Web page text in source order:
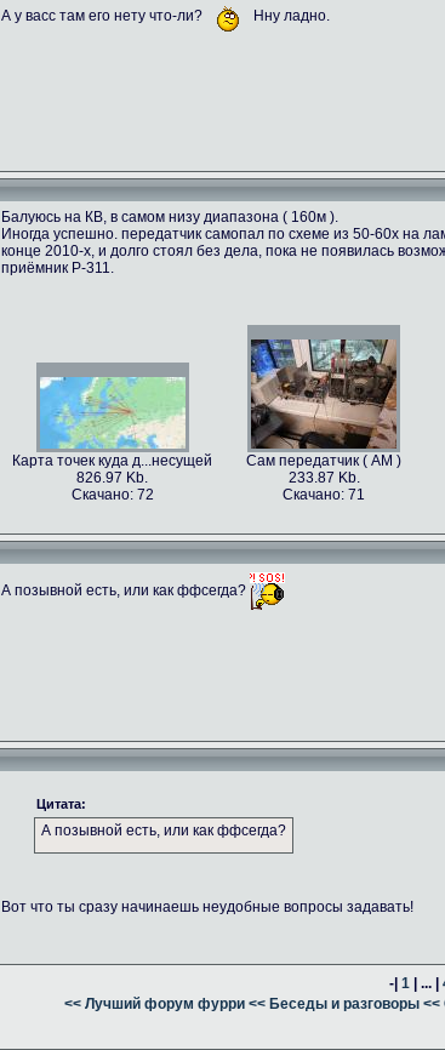
А у васс там его нету что-ли?
Нну ладно.
Балуюсь на КВ, в самом низу диапазона ( 160м ).
Иногда успешно. передатчик самопал по схеме из 50-60х на
конце 2010-х, и долго стоял без дела, пока не появилась
приёмник Р-311.
Карта точек куда д...несущей
826.97 Kb.
Скачано: 72
Сам передатчик ( АМ )
233.87 Kb.
Скачано: 71
А позывной есть, или как ффсегда?
Цитата:
А позывной есть, или как ффсегда?
Вот что ты сразу начинаешь неудобные вопросы задавать!
-| 1 | ... |
<< Лучший форум фурри << Беседы и разговоры